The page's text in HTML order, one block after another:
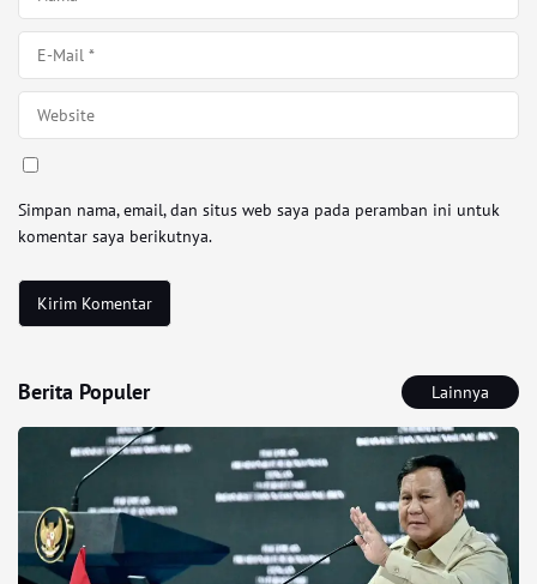
Simpan nama, email, dan situs web saya pada peramban ini untuk
komentar saya berikutnya.
Berita Populer Lainnya